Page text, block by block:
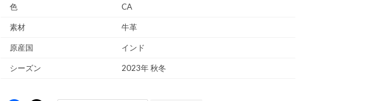
色 CA
素材 牛革
原産国 インド
シーズン 2023年 秋冬